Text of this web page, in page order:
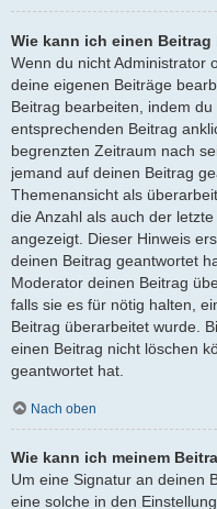
Wie kann ich einen
Wenn du nicht Administrator
deine eigenen Beiträge
Beitrag bearbeiten, indem du
entsprechenden Beitrag
begrenzten Zeitraum nach
jemand auf deinen Beitrag
Themenansicht als
die Anzahl als auch der
angezeigt. Dieser Hinweis
deinen Beitrag geantwortet
Moderator deinen Beitrag
falls sie es für nötig halten,
Beitrag überarbeitet wurde.
einen Beitrag nicht löschen
geantwortet hat.
Nach oben
Wie kann ich meinem
Um eine Signatur an deinen
eine solche in den